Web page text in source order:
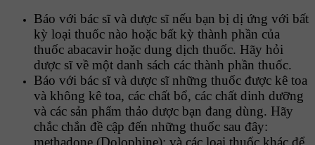
Báo với bác sĩ và dược sĩ nếu bạn bị dị ứng với bất
kỳ loại thuốc nào hoặc bất kỳ thành phần của
thuốc abacavir hoặc dung dịch thuốc. Hãy hỏi
dược sĩ về một danh sách các thành phần thuốc.
Báo với bác sĩ và dược sĩ những thuốc được kê toa
và không kê toa, các chất bổ, các chất dinh dưỡng
và các sản phẩm thảo dược bạn đang dùng. Hãy
chắc chắn đề cập đến những thuốc sau đây:
methadone (Dolophine); và các loại thuốc khác để